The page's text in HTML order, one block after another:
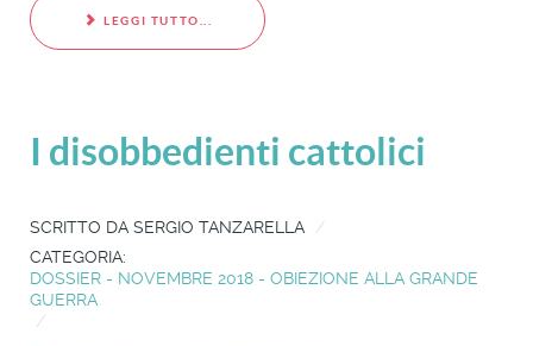
LEGGI TUTTO...
I disobbedienti cattolici
SCRITTO DA SERGIO TANZARELLA
CATEGORIA:
DOSSIER - NOVEMBRE 2018 - OBIEZIONE ALLA GRANDE
GUERRA